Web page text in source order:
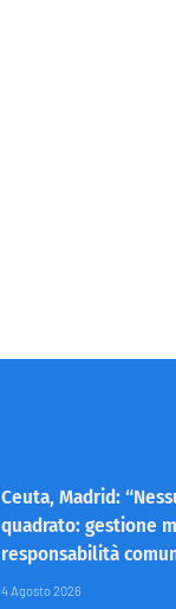
Ceuta, Madrid:
quadrato: gestione
responsabilità
4 Agosto 2026